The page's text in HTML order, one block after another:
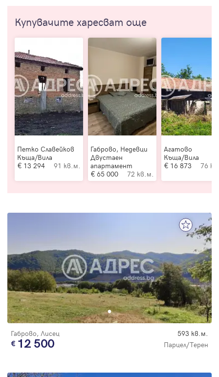
Купувачите харесват още
Петко Славейков
Къща/Вила
13 294
91 кв.м.
Габрово, Недевци
Двустаен
апартамент
65 000
72 кв.м.
Агатово
Къща/Вила
16 873
76
Габрово, Лисец 593 кв.м.
12 500 Парцел/Терен